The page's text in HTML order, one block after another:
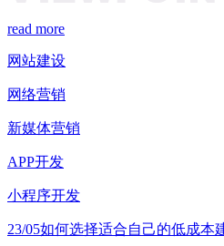
read more
网站建设
网络营销
新媒体营销
APP开发
小程序开发
23/05如何选择适合自己的低成本